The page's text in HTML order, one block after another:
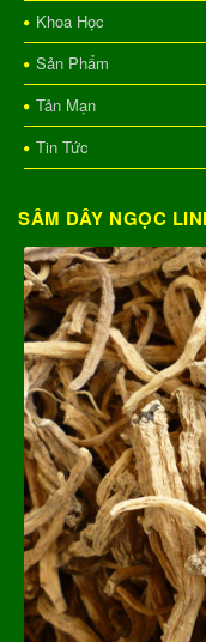
Khoa Học
Sản Phẩm
Tản Mạn
Tin Tức
SÂM DÂY NGỌC